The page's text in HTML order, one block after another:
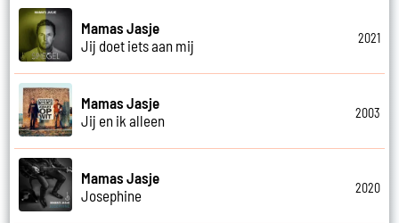
Mamas Jasje
Jij doet iets aan mij
2021
Mamas Jasje
Jij en ik alleen
2003
Mamas Jasje
Josephine
2020